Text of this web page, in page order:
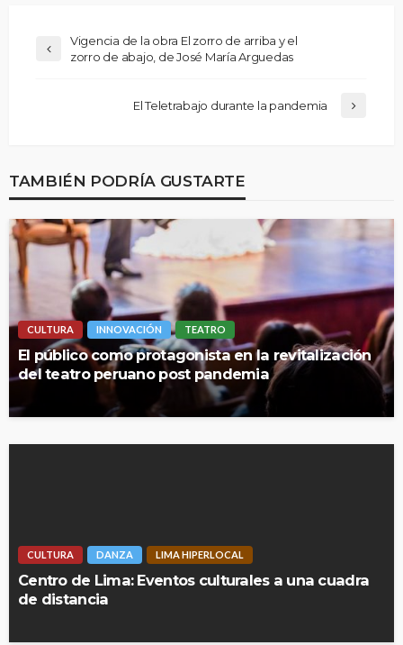
Vigencia de la obra El zorro de arriba y el
zorro de abajo, de José María Arguedas
El Teletrabajo durante la pandemia
TAMBIÉN PODRÍA GUSTARTE
CULTURA INNOVACIÓN TEATRO
El público como protagonista en la revitalización
del teatro peruano post pandemia
CULTURA DANZA LIMA HIPERLOCAL
Centro de Lima: Eventos culturales a una cuadra
de distancia